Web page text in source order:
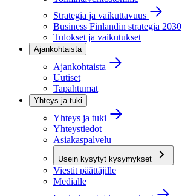
Strategia ja vaikuttavuus
Business Finlandin strategia 2030
Tulokset ja vaikutukset
Ajankohtaista
Ajankohtaista
Uutiset
Tapahtumat
Yhteys ja tuki
Yhteys ja tuki
Yhteystiedot
Asiakaspalvelu
Usein kysytyt kysymykset
Viestit päättäjille
Medialle